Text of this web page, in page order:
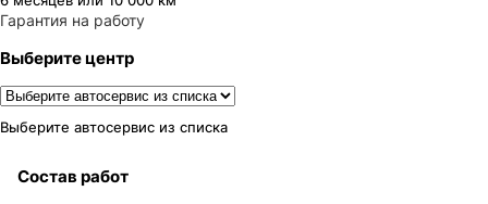
Гарантия на работу
Выберите центр
Выберите автосервис из списка
Состав работ